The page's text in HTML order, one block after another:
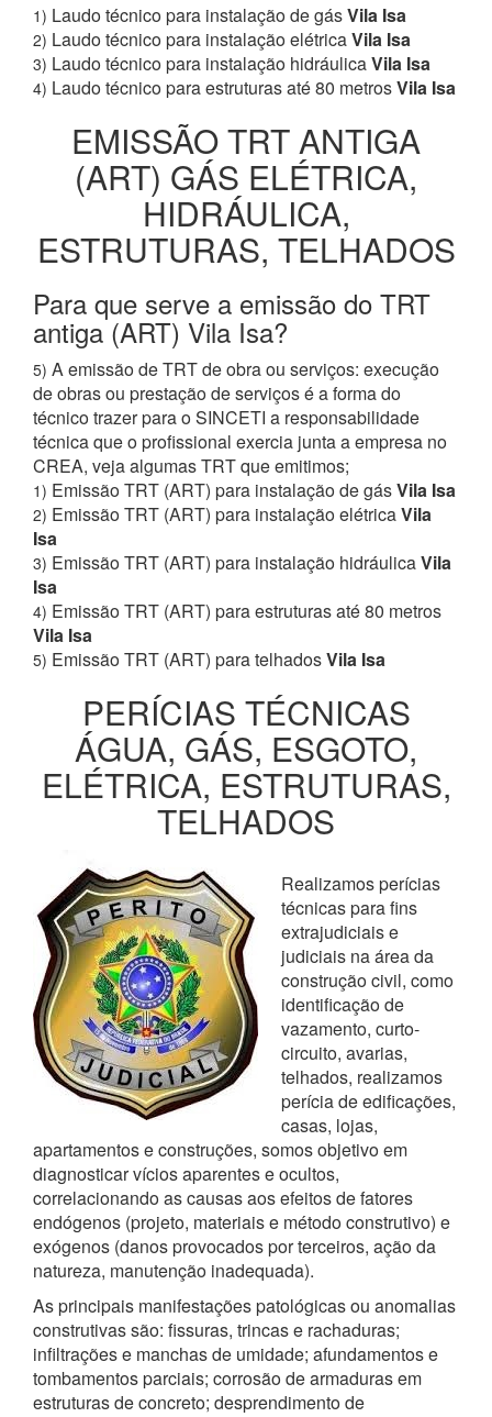
1) Laudo técnico para instalação de gásVila Isa
2) Laudo técnico para instalação elétricaVila Isa
3) Laudo técnico para instalação hidráulicaVila Isa
4) Laudo técnico para estruturas até 80 metrosVila Isa
EMISSÃO TRT ANTIGA
(ART) GÁS ELÉTRICA,
HIDRÁULICA,
ESTRUTURAS, TELHADOS
Para que serve a emissão do TRT
antiga (ART) Vila Isa?
5) A emissão de TRT de obra ou serviços: execução
de obras ou prestação de serviços é a forma do
técnico trazer para o SINCETI a responsabilidade
técnica que o profissional exercia junta a empresa no
CREA, veja algumas TRT que emitimos;
1) Emissão TRT (ART) para instalação de gásVila Isa
2) Emissão TRT (ART) para instalação elétricaVila
Isa
3) Emissão TRT (ART) para instalação hidráulicaVila
Isa
4) Emissão TRT (ART) para estruturas até 80 metros
Vila Isa
5) Emissão TRT (ART) para telhadosVila Isa
PERÍCIAS TÉCNICAS
ÁGUA, GÁS, ESGOTO,
ELÉTRICA, ESTRUTURAS,
TELHADOS
Realizamos perícias
técnicas para fins
extrajudiciais e
judiciais na área da
construção civil, como
identificação de
vazamento, curto-
circuito, avarias,
telhados, realizamos
perícia de edificações,
casas, lojas,
apartamentos e construções, somos objetivo em
diagnosticar vícios aparentes e ocultos,
correlacionando as causas aos efeitos de fatores
endógenos (projeto, materiais e método construtivo) e
exógenos (danos provocados por terceiros, ação da
natureza, manutenção inadequada).
As principais manifestações patológicas ou anomalias
construtivas são: fissuras, trincas e rachaduras;
infiltrações e manchas de umidade; afundamentos e
tombamentos parciais; corrosão de armaduras em
estruturas de concreto; desprendimento de